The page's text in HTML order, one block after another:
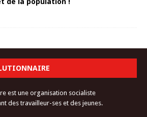
est une organisation socialiste
des travailleur-ses et des jeunes.